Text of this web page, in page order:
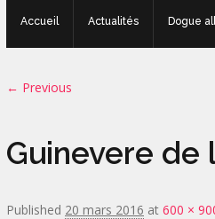
Accueil Actualités Dogue
Image navigation
← Previous
Guinevere de
Published 20 mars 2016 at 600 ×